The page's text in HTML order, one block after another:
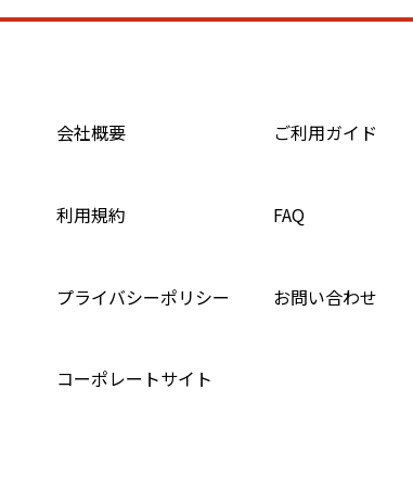
会社概要 ご利用ガイド
利用規約 FAQ
プライバシーポリシー お問い合わせ
コーポレートサイト